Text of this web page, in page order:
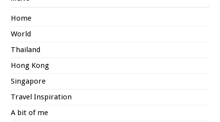
Home
World
Thailand
Hong Kong
Singapore
Travel Inspiration
A bit of me